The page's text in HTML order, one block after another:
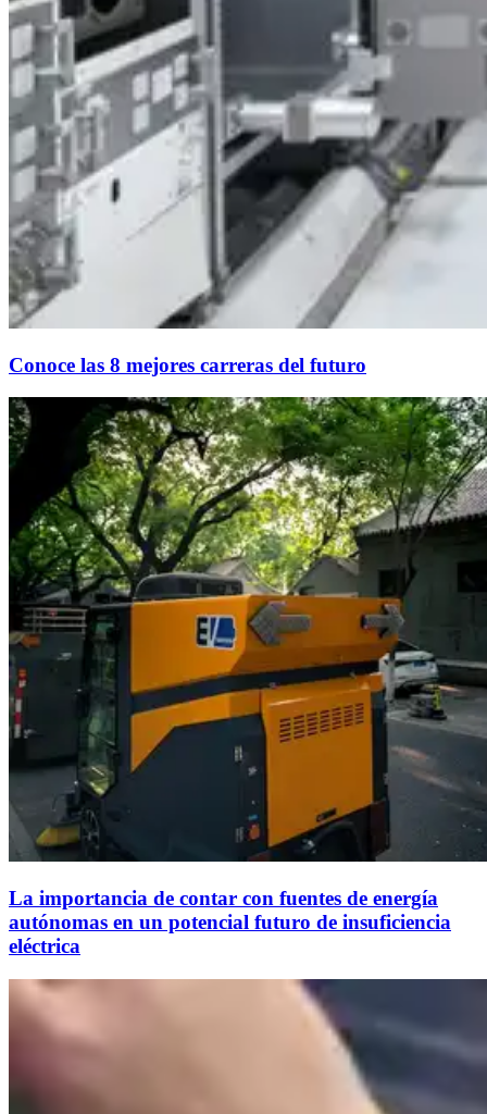
Conoce las 8 mejores carreras del futuro
La importancia de contar con fuentes de energía
autónomas en un potencial futuro de insuficiencia
eléctrica